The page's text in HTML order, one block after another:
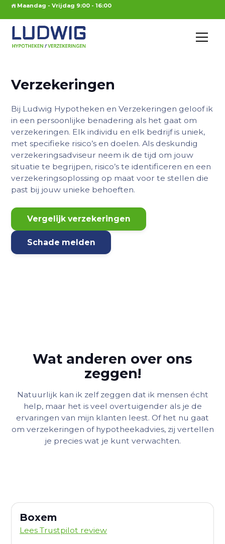
Maandag - Vrijdag 9:00 - 16:00
Verzekeringen
Bij Ludwig Hypotheken en Verzekeringen geloof ik
in een persoonlijke benadering als het gaat om
verzekeringen. Elk individu en elk bedrijf is uniek,
met specifieke risico’s en doelen. Als deskundig
verzekeringsadviseur neem ik de tijd om jouw
situatie te begrijpen, risico’s te identificeren en een
verzekeringsoplossing op maat voor te stellen die
past bij jouw unieke behoeften.
Vergelijk verzekeringen
Schade melden
Wat anderen over ons
zeggen!
Natuurlijk kan ik zelf zeggen dat ik mensen écht
help, maar het is veel overtuigender als je de
ervaringen van mijn klanten leest. Of het nu gaat
om verzekeringen of hypotheekadvies, zij vertellen
je precies wat je kunt verwachten.
Boxem
Lees Trustpilot review